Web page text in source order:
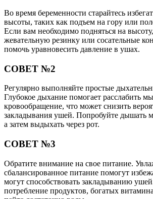
Во время беременности старайтесь
высоты, таких как подъем на гору или
Если вам необходимо подняться на
жевательную резинку или сосательные
помочь уравновесить давление в ушах.
СОВЕТ №2
Регулярно выполняйте простые
Глубокое дыхание помогает расслабить
кровообращение, что может снизить
закладывания ушей. Попробуйте дышать
а затем выдыхать через рот.
СОВЕТ №3
Обратите внимание на свое питание.
сбалансированное питание помогут
могут способствовать закладыванию
потребление продуктов, богатых